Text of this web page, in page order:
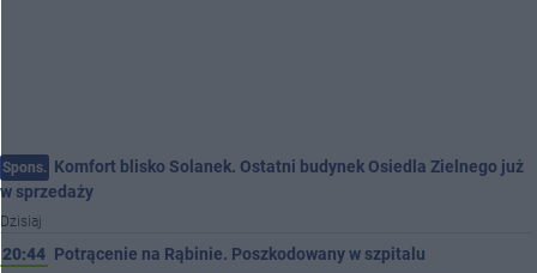
Spons. Komfort blisko Solanek. Ostatni budynek Osiedla Zielnego już
w sprzedaży
Dzisiaj
20:44 Potrącenie na Rąbinie. Poszkodowany w szpitalu